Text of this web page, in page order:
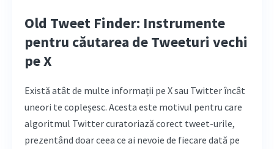
Old Tweet Finder: Instrumente
pentru căutarea de Tweeturi vechi
pe X
Există atât de multe informații pe X sau Twitter încât
uneori te copleșesc. Acesta este motivul pentru care
algoritmul Twitter curatoriază corect tweet-urile,
prezentând doar ceea ce ai nevoie de fiecare dată pe